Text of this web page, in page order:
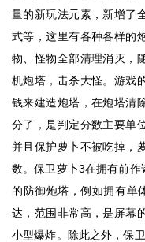
量的新玩法元素，新增了
式等，这里有各种各样的
物、怪物全部清理消灭，
机炮塔，击杀大怪。游戏
钱来建造炮塔，在炮塔清
分了，是判定分数主要单
并且保护萝卜不被吃掉，
数。保卫萝卜3在拥有前
的防御炮塔，例如拥有单
达，范围非常高，是屏幕
小型爆炸。除此之外，保